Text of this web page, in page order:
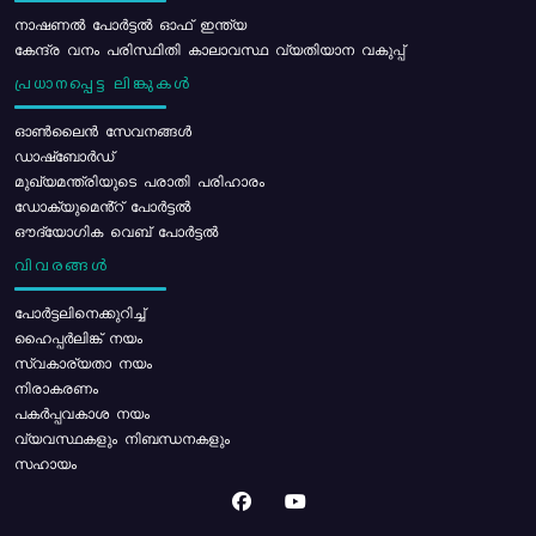
നാഷണൽ പോർട്ടൽ ഓഫ് ഇന്ത്യ
കേന്ദ്ര വനം പരിസ്ഥിതി കാലാവസ്ഥ വ്യതിയാന വകുപ്പ്
പ്രധാനപ്പെട്ട ലിങ്കുകൾ
ഓൺലൈൻ സേവനങ്ങൾ
ഡാഷ്ബോർഡ്
മുഖ്യമന്ത്രിയുടെ പരാതി പരിഹാരം
ഡോക്യുമെൻ്റ് പോർട്ടൽ
ഔദ്യോഗിക വെബ് പോർട്ടൽ
വിവരങ്ങൾ
പോര്‍ട്ടലിനെക്കുറിച്ച്
ഹൈപ്പർലിങ്ക് നയം
സ്വകാര്യതാ നയം
നിരാകരണം
പകർപ്പവകാശ നയം
വ്യവസ്ഥകളും നിബന്ധനകളും
സഹായം